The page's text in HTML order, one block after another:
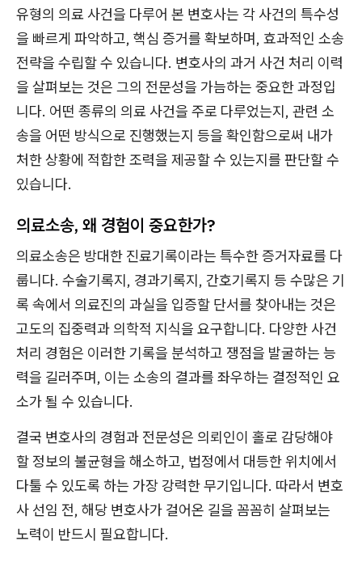
유형의 의료 사건을 다루어 본 변호사는 각 사건의 특수성
을 빠르게 파악하고, 핵심 증거를 확보하며, 효과적인 소송
전략을 수립할 수 있습니다. 변호사의 과거 사건 처리 이력
을 살펴보는 것은 그의 전문성을 가늠하는 중요한 과정입
니다. 어떤 종류의 의료 사건을 주로 다루었는지, 관련 소
송을 어떤 방식으로 진행했는지 등을 확인함으로써 내가
처한 상황에 적합한 조력을 제공할 수 있는지를 판단할 수
있습니다.
의료소송, 왜 경험이 중요한가?
의료소송은 방대한 진료기록이라는 특수한 증거자료를 다
룹니다. 수술기록지, 경과기록지, 간호기록지 등 수많은 기
록 속에서 의료진의 과실을 입증할 단서를 찾아내는 것은
고도의 집중력과 의학적 지식을 요구합니다. 다양한 사건
처리 경험은 이러한 기록을 분석하고 쟁점을 발굴하는 능
력을 길러주며, 이는 소송의 결과를 좌우하는 결정적인 요
소가 될 수 있습니다.
결국 변호사의 경험과 전문성은 의뢰인이 홀로 감당해야
할 정보의 불균형을 해소하고, 법정에서 대등한 위치에서
다툴 수 있도록 하는 가장 강력한 무기입니다. 따라서 변호
사 선임 전, 해당 변호사가 걸어온 길을 꼼꼼히 살펴보는
노력이 반드시 필요합니다.